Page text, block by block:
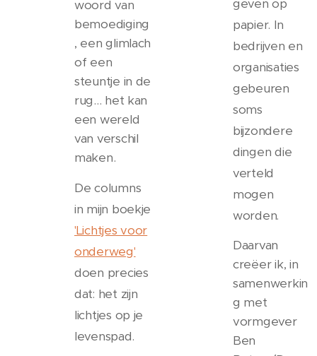
woord van
bemoediging
, een glimlach
of een
steuntje in de
rug... het kan
een wereld
van verschil
maken.
De columns
in mijn boekje
'Lichtjes voor
onderweg'
doen precies
dat: het zijn
lichtjes op je
levenspad.
geven op
papier. In
bedrijven en
organisaties
gebeuren
soms
bijzondere
dingen die
verteld
mogen
worden.
Daarvan
creëer ik, in
samenwerkin
g met
vormgever
Ben